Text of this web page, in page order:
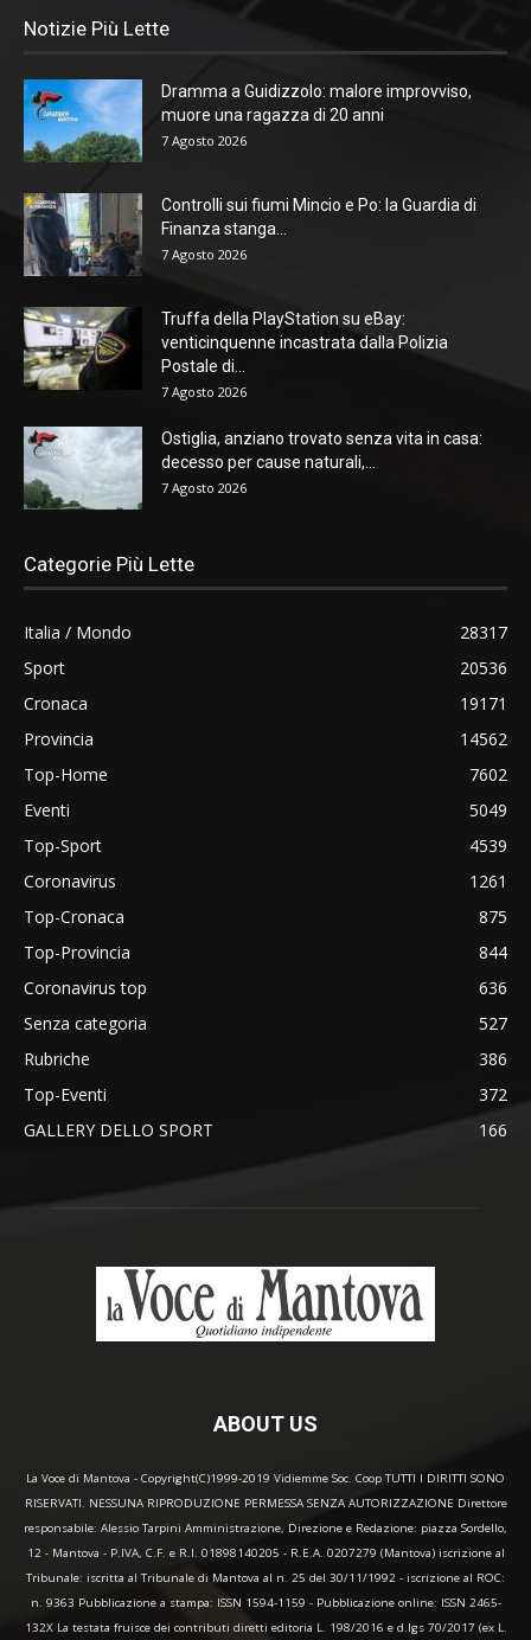
Notizie Più Lette
Dramma a Guidizzolo: malore improvviso,
muore una ragazza di 20 anni
7 Agosto 2026
Controlli sui fiumi Mincio e Po: la Guardia di
Finanza stanga...
7 Agosto 2026
Truffa della PlayStation su eBay:
venticinquenne incastrata dalla Polizia
Postale di...
7 Agosto 2026
Ostiglia, anziano trovato senza vita in casa:
decesso per cause naturali,...
7 Agosto 2026
Categorie Più Lette
Italia / Mondo
28317
Sport
20536
Cronaca
19171
Provincia
14562
Top-Home
7602
Eventi
5049
Top-Sport
4539
Coronavirus
1261
Top-Cronaca
875
Top-Provincia
844
Coronavirus top
636
Senza categoria
527
Rubriche
386
Top-Eventi
372
GALLERY DELLO SPORT
166
ABOUT US
La Voce di Mantova - Copyright(C)1999-2019 Vidiemme Soc. Coop TUTTI I DIRITTI SONO
RISERVATI. NESSUNA RIPRODUZIONE PERMESSA SENZA AUTORIZZAZIONE Direttore
responsabile: Alessio Tarpini Amministrazione, Direzione e Redazione: piazza Sordello,
12 - Mantova - P.IVA, C.F. e R.I. 01898140205 - R.E.A. 0207279 (Mantova) iscrizione al
Tribunale: iscritta al Tribunale di Mantova al n. 25 del 30/11/1992 - iscrizione al ROC:
n. 9363 Pubblicazione a stampa: ISSN 1594-1159 - Pubblicazione online: ISSN 2465-
132X La testata fruisce dei contributi diretti editoria L. 198/2016 e d.lgs 70/2017 (ex L.